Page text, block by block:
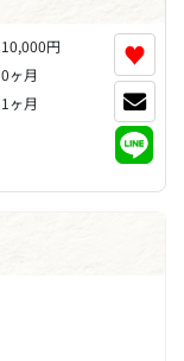
10,000円
0ヶ月
1ヶ月
♥